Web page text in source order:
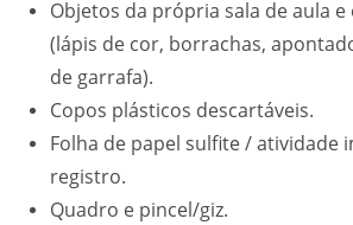
Objetos da própria sala de aula
(lápis de cor, borrachas,
de garrafa).
Copos plásticos descartáveis.
Folha de papel sulfite / atividade
registro.
Quadro e pincel/giz.